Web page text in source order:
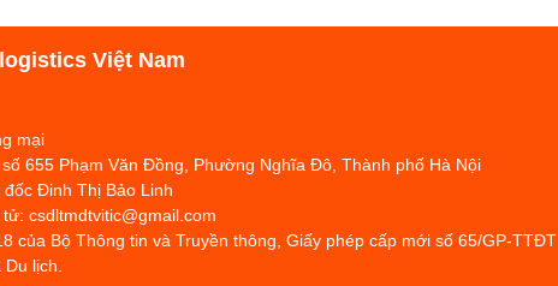
Việt Nam
mại
655 Phạm Văn Đồng, Phường Nghĩa Đô, Thành phố Hà Nội
Đinh Thị Bảo Linh
csdltmdtvitic@gmail.com
của Bộ Thông tin và Truyền thông, Giấy phép cấp mới số 65/GP-TTĐT
lịch.